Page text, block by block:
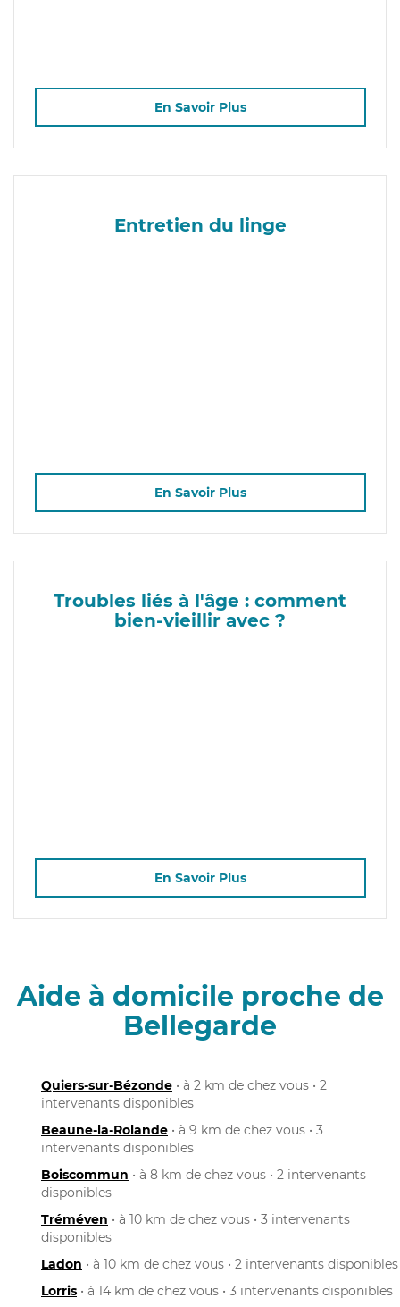
En Savoir Plus
Entretien du linge
En Savoir Plus
Troubles liés à l'âge : comment
bien-vieillir avec ?
En Savoir Plus
Aide à domicile proche de
Bellegarde
Quiers-sur-Bézonde • à 2 km de chez vous • 2
intervenants disponibles
Beaune-la-Rolande • à 9 km de chez vous • 3
intervenants disponibles
Boiscommun • à 8 km de chez vous • 2 intervenants
disponibles
Tréméven • à 10 km de chez vous • 3 intervenants
disponibles
Ladon • à 10 km de chez vous • 2 intervenants disponibles
Lorris • à 14 km de chez vous • 3 intervenants disponibles